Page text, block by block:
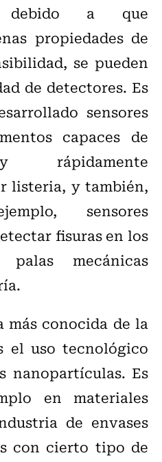
debido a que
propiedades de
se pueden
de detectores. Es
sensores
capaces de
rápidamente
listeria, y también,
sensores
fisuras en los
mecánicas
más conocida de la
el uso tecnológico
nanopartículas. Es
en materiales
de envases
con cierto tipo de